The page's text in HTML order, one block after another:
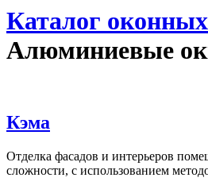
Каталог
Алюминиевые
Кэма
Отделка фасадов и интерьеров
сложности, с использованием